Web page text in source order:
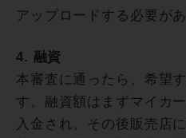
アップロードする必要があ
4. 融資
本審査に通ったら、希望
す。融資額はまずマイカ
入金され、その後販売店